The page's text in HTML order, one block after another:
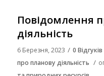
Повідомлення
діяльність
6 Березня, 2023 / 0 Відгуків
про планову діяльність /